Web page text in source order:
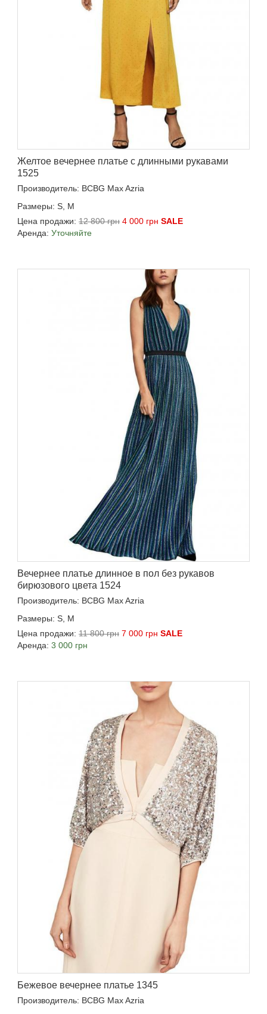
Желтое вечернее платье с длинными рукавами
1525
Производитель: BCBG Max Azria
Размеры: S, M
Цена продажи: 12 800 грн 4 000 грн SALE
Аренда: Уточняйте
Вечернее платье длинное в пол без рукавов
бирюзового цвета 1524
Производитель: BCBG Max Azria
Размеры: S, M
Цена продажи: 11 800 грн 7 000 грн SALE
Аренда: 3 000 грн
Бежевое вечернее платье 1345
Производитель: BCBG Max Azria